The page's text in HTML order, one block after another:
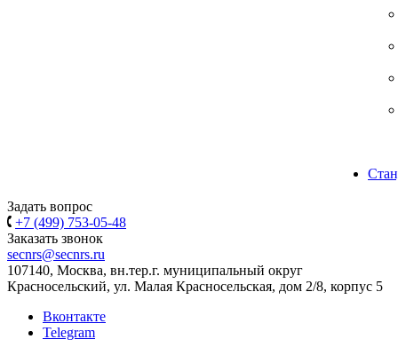
Задать вопрос
+7 (499) 753-05-48
Заказать звонок
secnrs@secnrs.ru
107140, Москва, вн.тер.г. муниципальный округ
Красносельский, ул. Малая Красносельская, дом 2/8, корпус 5
Вконтакте
Telegram